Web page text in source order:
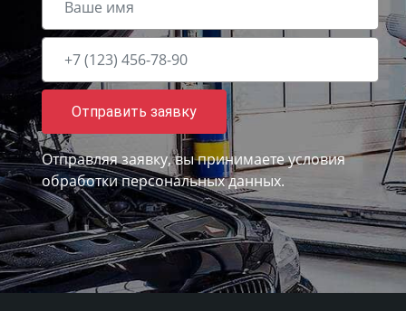
Отправить заявку
Отправляя заявку, вы принимаетеусловия
обработки персональных данных.